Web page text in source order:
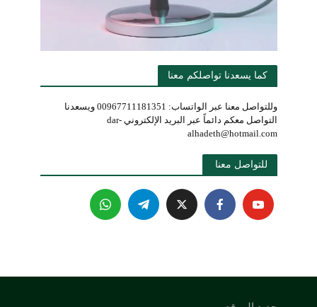
كما يسعدنا تواصلكم معنا
وللتواصل معنا عبر الواتساب: 00967711181351 ويسعدنا
التواصل معكم دائماً عبر البريد الإلكتروني dar-
alhadeth@hotmail.com
للتواصل معنا